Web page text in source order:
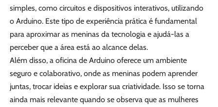
simples, como circuitos e dispositivos interativos, utilizando
o Arduino. Este tipo de experiência prática é fundamental
para aproximar as meninas da tecnologia e ajudá-las a
perceber que a área está ao alcance delas.
Além disso, a oficina de Arduino oferece um ambiente
seguro e colaborativo, onde as meninas podem aprender
juntas, trocar ideias e explorar sua criatividade. Isso se torna
ainda mais relevante quando se observa que as mulheres